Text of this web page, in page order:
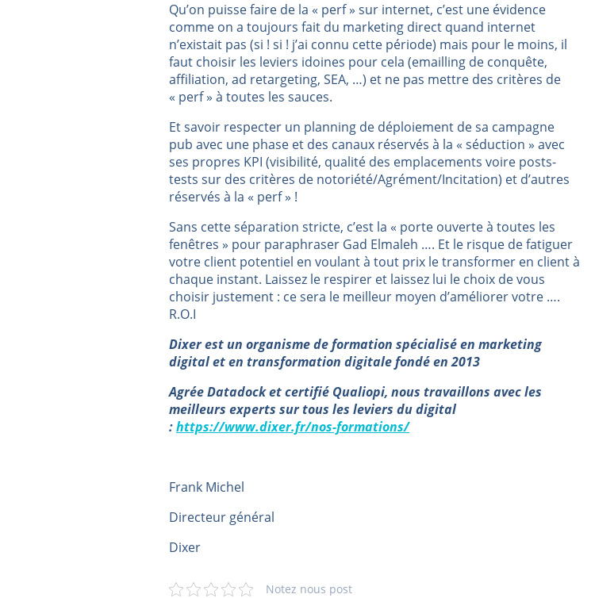
Qu’on puisse faire de la « perf » sur internet, c’est une évidence
comme on a toujours fait du marketing direct quand internet
n’existait pas (si ! si ! j’ai connu cette période) mais pour le moins, il
faut choisir les leviers idoines pour cela (emailling de conquête,
affiliation, ad retargeting, SEA, …) et ne pas mettre des critères de
« perf » à toutes les sauces.
Et savoir respecter un planning de déploiement de sa campagne
pub avec une phase et des canaux réservés à la « séduction » avec
ses propres KPI (visibilité, qualité des emplacements voire posts-
tests sur des critères de notoriété/Agrément/Incitation) et d’autres
réservés à la « perf » !
Sans cette séparation stricte, c’est la « porte ouverte à toutes les
fenêtres » pour paraphraser Gad Elmaleh …. Et le risque de fatiguer
votre client potentiel en voulant à tout prix le transformer en client à
chaque instant. Laissez le respirer et laissez lui le choix de vous
choisir justement : ce sera le meilleur moyen d’améliorer votre ….
R.O.I
Dixer est un organisme de formation spécialisé en marketing
digital et en transformation digitale fondé en 2013
Agrée Datadock et certifié Qualiopi, nous travaillons avec les
meilleurs experts sur tous les leviers du digital
:https://www.dixer.fr/nos-formations/
Frank Michel
Directeur général
Dixer
Notez nous post